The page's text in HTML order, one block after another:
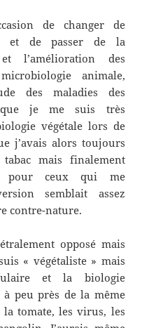
de changer de
et de passer de la
l’amélioration des
animale,
des maladies des
que je me suis très
végétale lors de
j’avais alors toujours
mais finalement
pour ceux qui me
semblait assez
contre-nature.
opposé mais
« végétaliste » mais
et la biologie
peu près de la même
tomate, les virus, les